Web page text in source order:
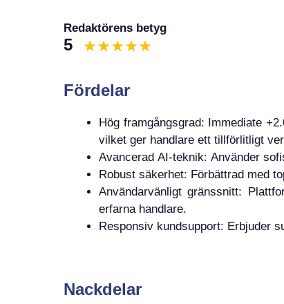
Redaktörens betyg
5
Fördelar
Hög framgångsgrad: Immediate
vilket ger handlare ett tillförlitligt
Avancerad AI-teknik: Använder
Robust säkerhet: Förbättrad med
Användarvänligt gränssnitt:
erfarna handlare.
Responsiv kundsupport: Erbjuder
Nackdelar